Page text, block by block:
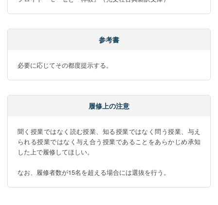
参考書
必要に応じてその都度提示する。
履修上の注意
聞く授業ではなく読む授業、知る授業ではなく問う授業、与え
られる授業ではなく与え合う授業であることをあらかじめ承知
した上で履修してほしい。
なお、履修者数が15名を超える場合には選抜を行う。